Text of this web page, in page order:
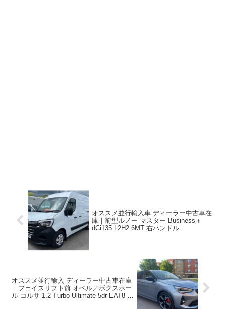
オススメ並行輸入車 ディーラー中古車在
庫｜前型ルノー マスター Business＋
dCi135 L2H2 6MT 右ハンドル
オススメ並行輸入 ディーラー中古車在庫
｜フェイスリフト前 オペル／ボクスホー
ル コルサ 1.2 Turbo Ultimate 5dr EAT8 右